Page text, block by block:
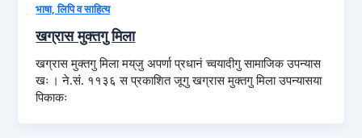
भाषा, लिपि व साहित्य
खग्रास मुक्तगु मिला
खग्रास मुक्तगु मिला मय्‌जु अपर्णा प्रधानं च्वयादीगु सामाजिक उपन्यास
खः । ने.सं. ११३६ स प्रकाशित जूगु खग्रास मुक्तगु मिला उपन्यासया
पिकाकः